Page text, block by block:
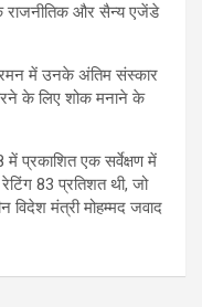
राजनीतिक और सैन्य एजेंडे
में उनके अंतिम संस्कार
के लिए शोक मनाने के
में प्रकाशित एक सर्वेक्षण में
रेटिंग 83 प्रतिशत थी, जो
विदेश मंत्री मोहम्मद जवाद